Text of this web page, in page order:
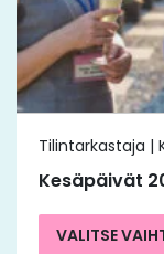
Tilintarkastaja |
Kesäpäivät
VALITSE